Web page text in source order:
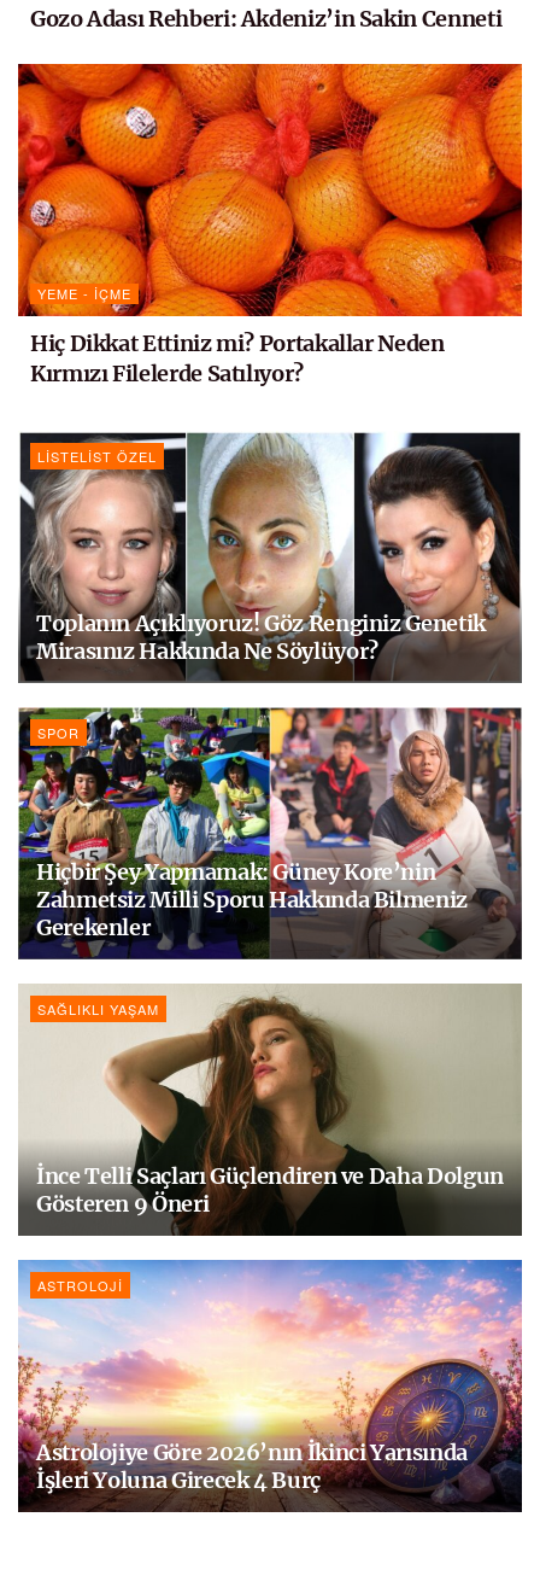
Gozo Adası Rehberi: Akdeniz’in Sakin Cenneti
YEME - İÇME
Hiç Dikkat Ettiniz mi? Portakallar Neden
Kırmızı Filelerde Satılıyor?
LISTELIST ÖZEL
Toplanın Açıklıyoruz! Göz Renginiz Genetik
Mirasınız Hakkında Ne Söylüyor?
SPOR
Hiçbir Şey Yapmamak: Güney Kore’nin
Zahmetsiz Milli Sporu Hakkında Bilmeniz
Gerekenler
SAĞLIKLI YAŞAM
İnce Telli Saçları Güçlendiren ve Daha Dolgun
Gösteren 9 Öneri
ASTROLOJI
Astrolojiye Göre 2026’nın İkinci Yarısında
İşleri Yoluna Girecek 4 Burç